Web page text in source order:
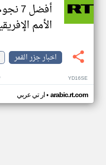
الأمم الإفريقية
اخبار جزر القمر
YD16SE
ار تي عربي• arabic.rt.com